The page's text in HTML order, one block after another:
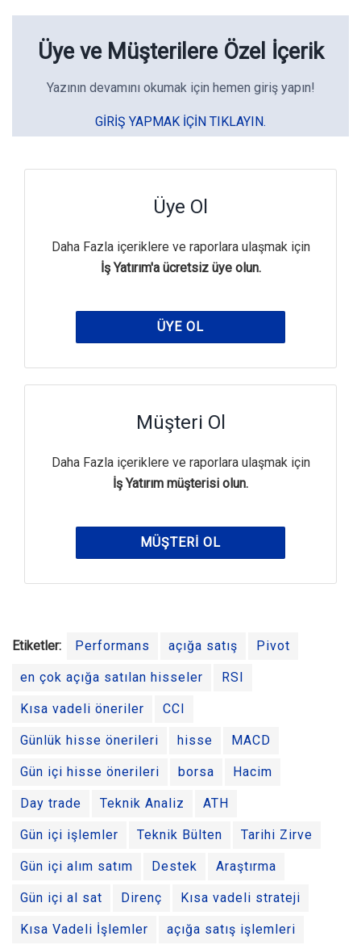
Üye ve Müşterilere Özel İçerik
Yazının devamını okumak için hemen giriş yapın!
GIRIŞ YAPMAK IÇIN TIKLAYIN.
Üye Ol
Daha Fazla içeriklere ve raporlara ulaşmak için
İş Yatırım'a ücretsiz üye olun.
ÜYE OL
Müşteri Ol
Daha Fazla içeriklere ve raporlara ulaşmak için
İş Yatırım müşterisi olun.
MÜŞTERI OL
Etiketler: Performans açığa satış Pivot
en çok açığa satılan hisseler RSI
Kısa vadeli öneriler CCI
Günlük hisse önerileri hisse MACD
Gün içi hisse önerileri borsa Hacim
Day trade Teknik Analiz ATH
Gün içi işlemler Teknik Bülten Tarihi Zirve
Gün içi alım satım Destek Araştırma
Gün içi al sat Direnç Kısa vadeli strateji
Kısa Vadeli İşlemler açığa satış işlemleri